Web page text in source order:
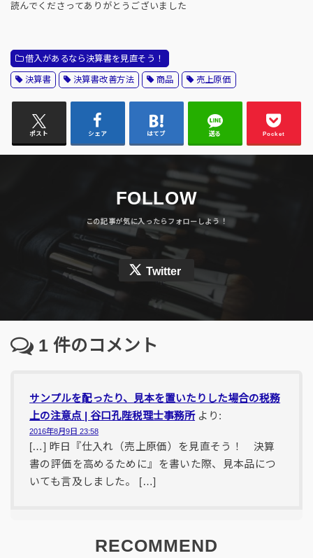
読んでくださってありがとうございました
借入があるなら決算書を見直そう！
決算書 決算書改善方法 商品 売上原価
ポスト シェア はてブ 送る Pocket
FOLLOW
Twitter
1件のコメント
サンプルを配ったり、見本を置いたりした場合の税務
上の注意点 | 谷口孔陛税理士事務所 より:
2016年8月9日 23:58
[…] 昨日『仕入れ（売上原価）を見直そう！ 決算
書の評価を高めるために』を書いた際、見本品につ
いても言及しました。 […]
RECOMMEND